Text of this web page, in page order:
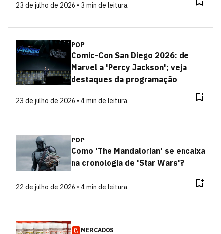
23 de julho de 2026 • 3 min de leitura
POP
Comic-Con San Diego 2026: de
Marvel a 'Percy Jackson'; veja
destaques da programação
23 de julho de 2026 • 4 min de leitura
POP
Como 'The Mandalorian' se encaixa
na cronologia de 'Star Wars'?
22 de julho de 2026 • 4 min de leitura
MERCADOS